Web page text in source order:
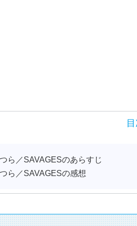
ら／SAVAGESのあらすじ
ら／SAVAGESの感想